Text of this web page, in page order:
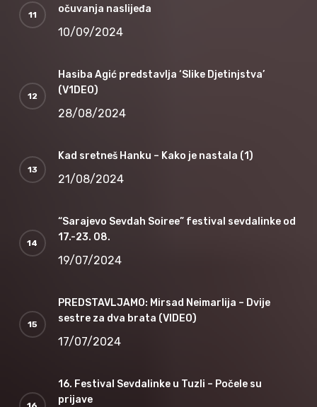
očuvanja naslijeđa
10/09/2024
Hasiba Agić predstavlja ‘Slike Djetinjstva’
(V1DEO)
28/08/2024
Kad sretneš Hanku – Kako je nastala (1)
21/08/2024
“Sarajevo Sevdah Soiree” festival sevdalinke od
17.-23. 08.
19/07/2024
PREDSTAVLJAMO: Mirsad Neimarlija – Dvije
sestre za dva brata (VIDEO)
17/07/2024
16. Festival Sevdalinke u Tuzli – Počele su
prijave